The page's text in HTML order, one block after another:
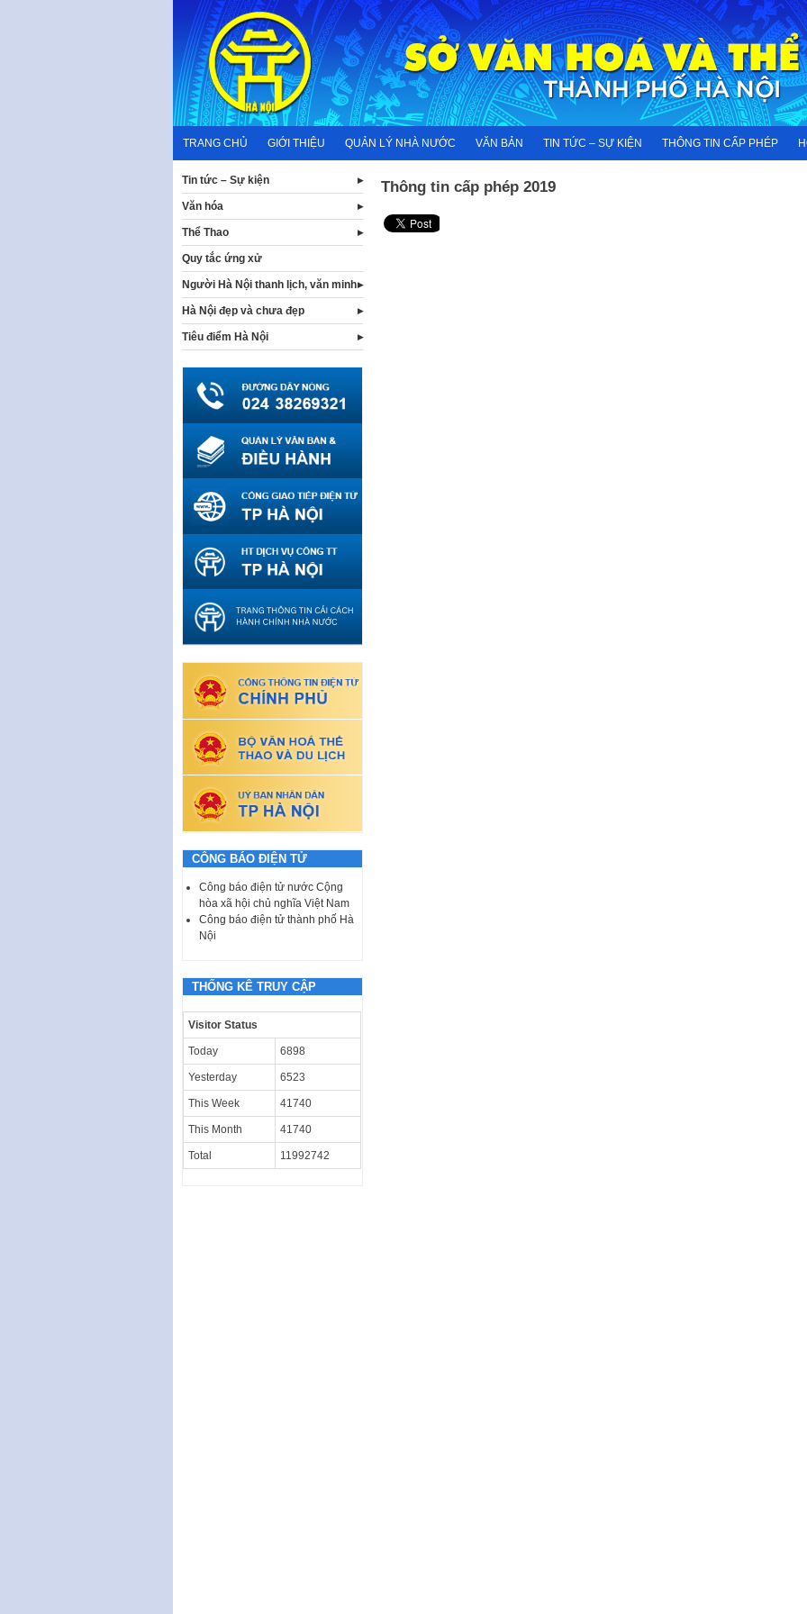
content
TRANG CHỦ GIỚI THIỆU QUẢN LÝ NHÀ NƯỚC VĂN BẢN TIN TỨC – SỰ KIỆN THÔNG TIN CẤP PHÉP
Thông tin cấp phép 2019
Tin tức – Sự kiện
Văn hóa
Thể Thao
Quy tắc ứng xử
Người Hà Nội thanh lịch, văn minh
Hà Nội đẹp và chưa đẹp
Tiêu điểm Hà Nội
CÔNG BÁO ĐIỆN TỬ
Công báo điện tử nước Cộng
hòa xã hội chủ nghĩa Việt Nam
Công báo điện tử thành phố Hà
Nội
THỐNG KÊ TRUY CẬP
Visitor Status
Today 6898
Yesterday 6523
This Week 41740
This Month 41740
Total 11992742